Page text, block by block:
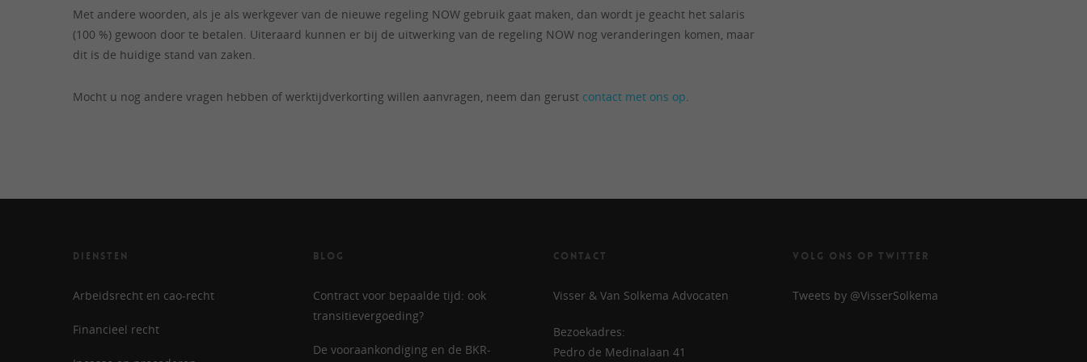
Met andere woorden, als je als werkgever van de nieuwe regeling NOW gebruik gaat maken, dan wordt je geacht het salaris
(100 %) gewoon door te betalen. Uiteraard kunnen er bij de uitwerking van de regeling NOW nog veranderingen komen, maar
dit is de huidige stand van zaken.
Mocht u nog andere vragen hebben of werktijdverkorting willen aanvragen, neem dan gerust contact met ons op.
DIENSTEN
Arbeidsrecht en cao-recht
Financieel recht
BLOG
Contract voor bepaalde tijd: ook
transitievergoeding?
De vooraankondiging en de BKR-
CONTACT
Visser & Van Solkema Advocaten
Bezoekadres:
Pedro de Medinalaan 41
VOLG ONS OP TWITTER
Tweets by @VisserSolkema